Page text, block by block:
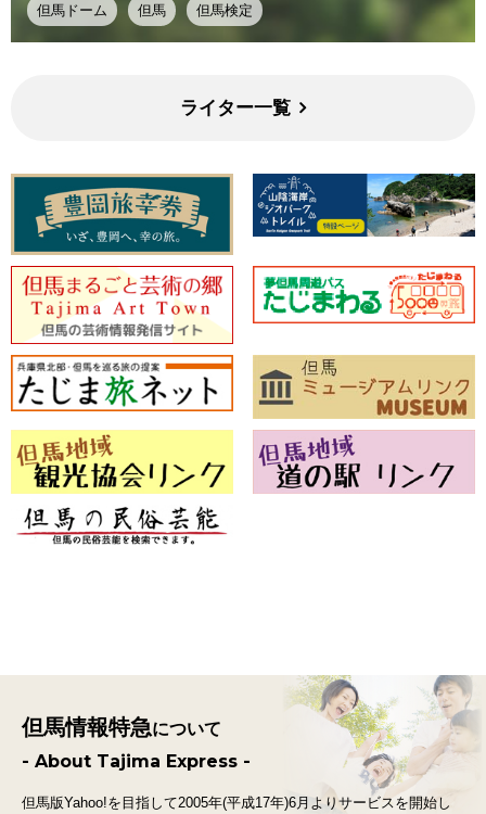
但馬ドーム 但馬 但馬検定
ライター一覧
但馬情報特急について
- About Tajima Express -
但馬版Yahoo!を目指して2005年(平成17年)6月よりサービスを開始し